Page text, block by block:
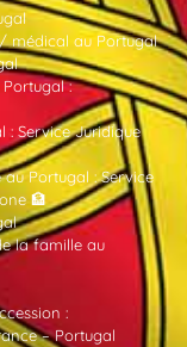
médical au Portugal
:
: Service Juridique
Portugal : Service
🏦
la famille au
:
– Portugal